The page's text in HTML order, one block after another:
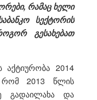
რამაც ხელი
სექტორის
გესახებათ
აქტიურობა 2014
რომ 2013 წლის
გადაილახა და